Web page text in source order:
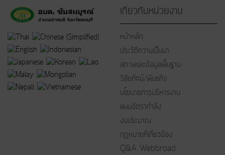
เกี่ยวกับหน่วยงาน
หน้าหลัก
ประวัติความเป็นมา
สภาพและข้อมูลพื้นฐาน
วิสัยทัศน์/พันธกิจ
นโยบายการบริหารงาน
แผนอัตรากำลัง
งบประมาณ
กฎหมายที่เกี่ยวข้อง
Q&A Webbroad